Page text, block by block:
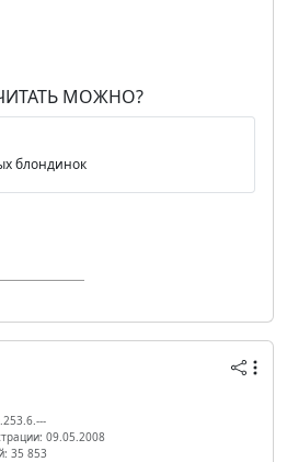
МОЖНО?
блондинок
09.05.2008
35 853